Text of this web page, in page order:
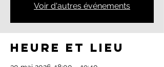
Voir d'autres événements
Heure et lieu